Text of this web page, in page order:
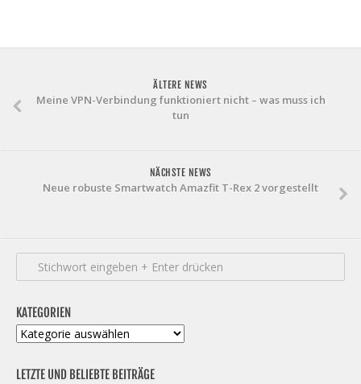
ÄLTERE NEWS
Meine VPN-Verbindung funktioniert nicht – was muss ich
tun
NÄCHSTE NEWS
Neue robuste Smartwatch Amazfit T-Rex 2 vorgestellt
KATEGORIEN
Kategorien
LETZTE UND BELIEBTE BEITRÄGE